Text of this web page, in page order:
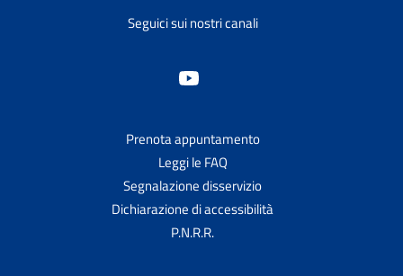
Seguici sui nostri canali
Prenota appuntamento
Leggi le FAQ
Segnalazione disservizio
Dichiarazione di accessibilità
P.N.R.R.